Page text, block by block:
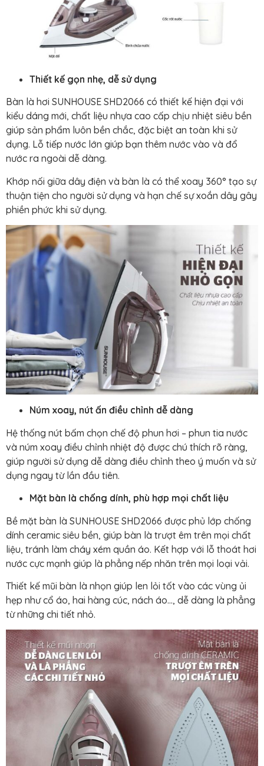
Thiết kế gọn nhẹ, dễ sử dụng
Bàn là hơi SUNHOUSE SHD2066 có thiết kế hiện đại với
kiểu dáng mới, chất liệu nhựa cao cấp chịu nhiệt siêu bền
giúp sản phẩm luôn bền chắc, đặc biệt an toàn khi sử
dụng. Lỗ tiếp nước lớn giúp bạn thêm nước vào và đổ
nước ra ngoài dễ dàng.
Khớp nối giữa dây điện và bàn là có thể xoay 360° tạo sự
thuận tiện cho người sử dụng và hạn chế sự xoắn dây gây
phiền phức khi sử dụng.
Núm xoay, nút ấn điều chỉnh dễ dàng
Hệ thống nút bấm chọn chế độ phun hơi – phun tia nước
và núm xoay điều chỉnh nhiệt độ được chú thích rõ ràng,
giúp người sử dụng dễ dàng điều chỉnh theo ý muốn và sử
dụng ngay từ lần đầu tiên.
Mặt bàn là chống dính, phù hợp mọi chất liệu
Bề mặt bàn là SUNHOUSE SHD2066 được phủ lớp chống
dính ceramic siêu bền, giúp bàn là trượt êm trên mọi chất
liệu, tránh làm cháy xém quần áo. Kết hợp với lỗ thoát hơi
nước cực mạnh giúp là phẳng nếp nhăn trên mọi loại vải.
Thiết kế mũi bàn là nhọn giúp len lỏi tốt vào các vùng ủi
hẹp như cổ áo, hai hàng cúc, nách áo…, dễ dàng là phẳng
từ những chi tiết nhỏ.